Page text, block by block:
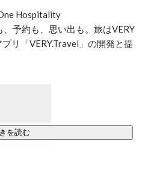
Hospitality
予約も、思い出も。旅はVERY
リ「VERY.Travel」の開発と提
　→ https://talkappi.com
を読む